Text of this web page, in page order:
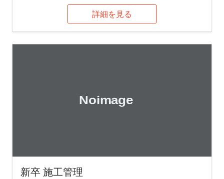
詳細を見る
新卒 施工管理